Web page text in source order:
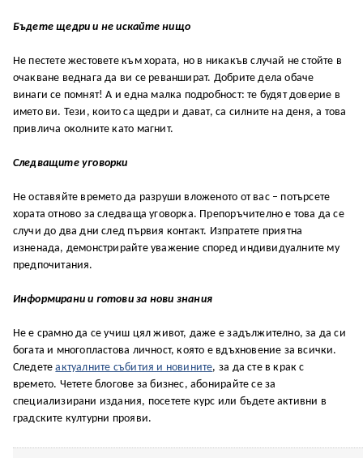
Бъдете щедри и не искайте нищо
Не пестете жестовете към хората, но в никакъв случай не стойте в
очакване веднага да ви се реваншират. Добрите дела обаче
винаги се помнят! А и една малка подробност: те будят доверие в
името ви. Тези, които са щедри и дават, са силните на деня, а това
привлича околните като магнит.
Следващите уговорки
Не оставяйте времето да разруши вложеното от вас – потърсете
хората отново за следваща уговорка. Препоръчително е това да се
случи до два дни след първия контакт. Изпратете приятна
изненада, демонстрирайте уважение според индивидуалните му
предпочитания.
Информирани и готови за нови знания
Не е срамно да се учиш цял живот, даже е задължително, за да си
богата и многопластова личност, която е вдъхновение за всички.
Следетеактуалните събития и новините, за да сте в крак с
времето. Четете блогове за бизнес, абонирайте се за
специализирани издания, посетете курс или бъдете активни в
градските културни прояви.